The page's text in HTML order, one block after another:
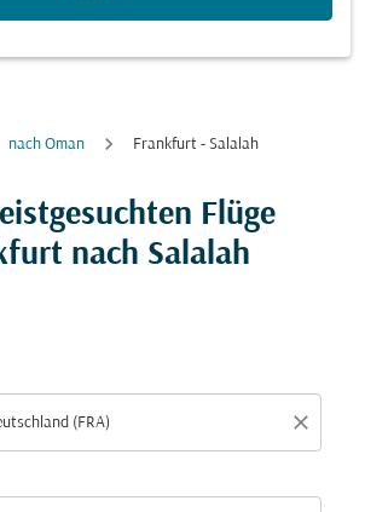
nach Oman Frankfurt - Salalah
Flüge
nach Salalah
close
Ihre Route (Ursprung und/oder Ziel)